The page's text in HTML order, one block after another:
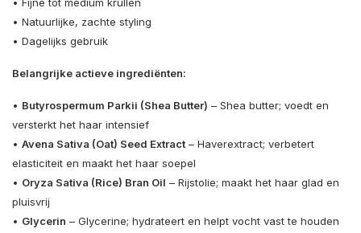
• Natuurlijke, zachte styling
• Dagelijks gebruik
Belangrijke actieve ingrediënten:
• Butyrospermum Parkii (Shea Butter) – Shea butter; voedt en
versterkt het haar intensief
• Avena Sativa (Oat) Seed Extract – Haverextract; verbetert
elasticiteit en maakt het haar soepel
• Oryza Sativa (Rice) Bran Oil – Rijstolie; maakt het haar glad en
pluisvrij
• Glycerin – Glycerine; hydrateert en helpt vocht vast te houden